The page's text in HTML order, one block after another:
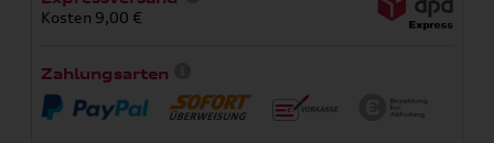
Kosten 9,00 €
Zahlungsarten